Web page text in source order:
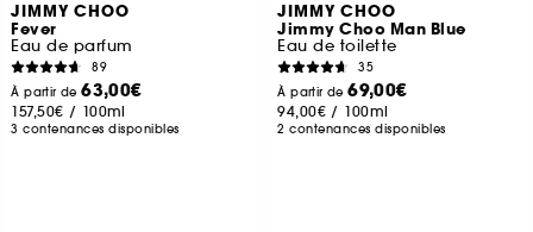
JIMMY CHOO
Fever
Eau de parfum
89
À partir de63,00€
157,50€ / 100ml
3 contenances disponibles
JIMMY CHOO
Jimmy Choo Man Blue
Eau de toilette
35
À partir de69,00€
94,00€ / 100ml
2 contenances disponibles